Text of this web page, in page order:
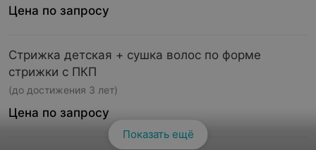
Цена по запросу
Стрижка детская + сушка волос по форме
стрижки с ПКП
(до достижения 3 лет)
Цена по запросу
Показать ещё